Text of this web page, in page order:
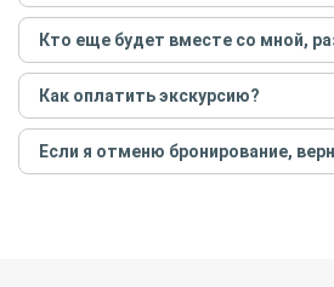
этого бронируйте экскурсию.
Только в случае неблагоприятных
например, если экскурсия на
погоды аномально-сильный ветер.
предупредит вас об отмене, а мы
карту. Во всех остальных случаях
Кто еще будет вместе со мной,
Если экскурсия индивидуальная,
только для вас и вашей компании.
экскурсии будут другие
условий конкретной экскурсии.
Как оплатить экскурсию?
Создайте заказ на удобную дату и
предоплату как можно скорее,
путешественники не заняли ваше
Если я отменю бронирование,
При отмене за 48 часов или